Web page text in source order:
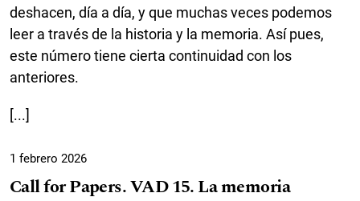
deshacen, día a día, y que muchas veces podemos
leer a través de la historia y la memoria. Así pues,
este número tiene cierta continuidad con los
anteriores.
[...]
1 febrero 2026
Call for Papers. VAD 15. La memoria